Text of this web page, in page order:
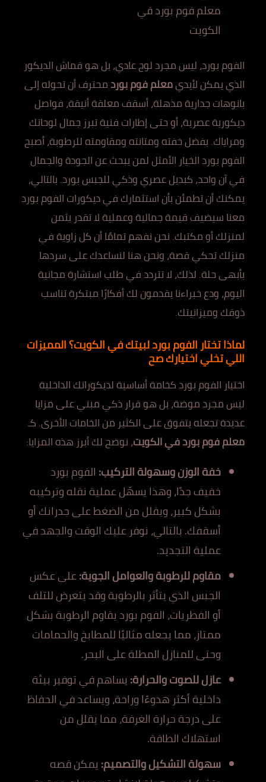
معلم فوم بورد في
الكويت
الفوم بورد، ليس مجرد لوح عادي، بل هو قماش الديكور
الذي يمكن لأيديمعلم فوم بوردمحترف أن تحوله إلى
بانوهات جدارية مذهلة، أسقف معلقة أنيقة، فواصل
ديكورية عصرية، أو حتى إطارات فنية تبرز جمال لوحاتك
ومراياك. بفضل خفته ومتانته ومقاومته للرطوبة، أصبح
الفوم بورد الخيار الأمثل لمن يبحث عن الجودة والجمال
في آن واحد، كبديل عصري وذكي للجبس بورد. بالتالي،
يمكنك أن تطمئن بأن استثمارك في ديكورات الفوم بورد
معنا سيضيف قيمة جمالية وعملية لا تقدر بثمن
لمنزلك أو مكتبك. نحن نفهم تمامًا أن كل زاوية في
منزلك تحكي قصة، ونحن هنا لنساعدك على سردها
بأبهى حلة. لذلك، لا تتردد في طلب استشارة مجانية
اليوم، ودع خبراءنا يقدمون لك أفكارًا مبتكرة تناسب
ذوقك وميزانيتك.
لماذا تختار الفوم بورد لبيتك في الكويت؟ المميزات
اللي تخلي اختيارك صح
اختيار الفوم بورد كخامة أساسية لديكوراتك الداخلية
ليس مجرد موضة، بل هو قرار ذكي مبني على مزايا
عديدة تجعله يتفوق على الكثير من الخامات الأخرى. كـ
معلم فوم بورد في الكويت، نوضح لك أبرز هذه المزايا:
خفة الوزن وسهولة التركيب: الفوم بورد
خفيف جدًا، وهذا يسهّل عملية نقله وتركيبه
بشكل كبير، ويقلل من الضغط على جدرانك أو
أسقفك. بالتالي، نوفر عليك الوقت والجهد في
عملية التجديد.
مقاوم للرطوبة والعوامل الجوية:على عكس
الجبس الذي يتأثر بالرطوبة وقد يتعرض للتلف
أو الفطريات، الفوم بورد يقاوم الرطوبة بشكل
ممتاز، مما يجعله مثاليًا للمطابخ والحمامات
وحتى للمنازل المطلة على البحر.
عازل للصوت والحرارة:يساهم في توفير بيئة
داخلية أكثر هدوءًا وراحة، ويساعد في الحفاظ
على درجة حرارة الغرفة، مما يقلل من
استهلاك الطاقة.
سهولة التشكيل والتصميم:يمكن قصه